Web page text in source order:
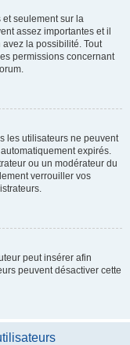
seulement sur la
assez importantes et il
la possibilité. Tout
permissions concernant
les utilisateurs ne peuvent
expirés.
ou un modérateur du
verrouiller vos
peut insérer afin
peuvent désactiver cette